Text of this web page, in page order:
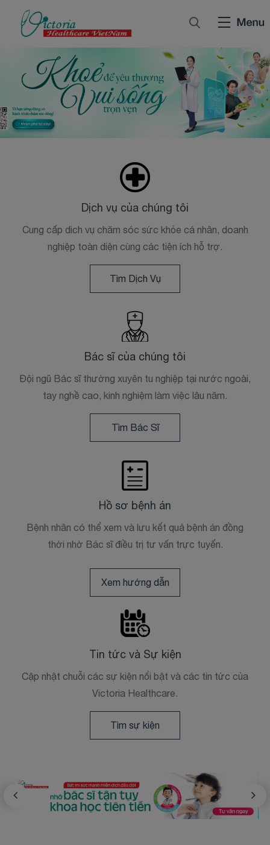
Dịch vụ của chúng tôi
Cung cấp dich vụ chăm sóc sức khỏe cá nhân, doanh
nghiệp toàn diện cùng các tiện ích hỗ trợ.
Tìm Dịch Vụ
Bác sĩ của chúng tôi
Đội ngũ Bác sĩ thường xuyên tu nghiệp tại nước ngoài,
tay nghề cao, kinh nghiệm làm việc lâu năm.
Tìm Bác Sĩ
Hồ sơ bệnh án
Bệnh nhân có thể xem và lưu kết quả bệnh án đồng
thời nhờ Bác sĩ điều trị tư vấn trực tuyến.
Xem hướng dẫn
Tin tức và Sự kiện
Cập nhật chuỗi các sự kiện nổi bật và các tin tức của
Victoria Healthcare.
Tìm sự kiện